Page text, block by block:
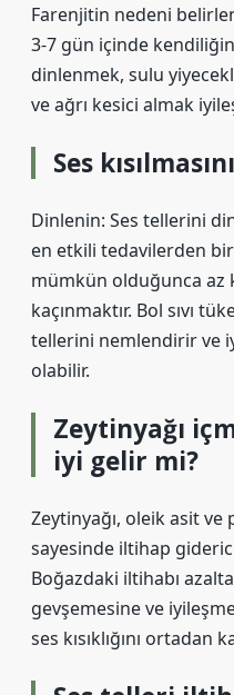
Farenjitin nedeni
3-7 gün içinde
dinlenmek, sulu
ve ağrı kesici almak
Ses
Dinlenin: Ses tellerini
en etkili tedavilerden
mümkün olduğunca az
kaçınmaktır. Bol sıvı
tellerini nemlendirir ve
olabilir.
Zeytinyağı
iyi gelir mi?
Zeytinyağı, oleik asit
sayesinde iltihap
Boğazdaki iltihabı
gevşemesine ve
ses kısıklığını ortadan